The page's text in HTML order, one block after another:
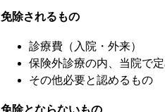
免除されるもの
診療費（入院・外来）
保険外診療の内、当院で
その他必要と認めるもの